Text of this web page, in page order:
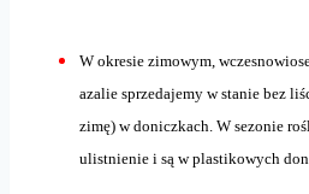
W okresie zimowym,
azalie sprzedajemy w stanie bez
zimę) w doniczkach. W sezonie
ulistnienie i są w plastikowych